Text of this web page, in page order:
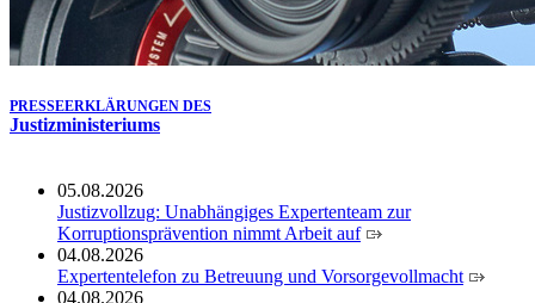
PRESSEERKLÄRUNGEN DES
Justizministeriums
05.08.2026
Justizvollzug: Unabhängiges Expertenteam zur
Korruptionsprävention nimmt Arbeit auf
04.08.2026
Expertentelefon zu Betreuung und Vorsorgevollmacht
04.08.2026